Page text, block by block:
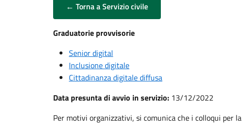
← Torna a Servizio civile
Graduatorie provvisorie
Senior digital
Inclusione digitale
Cittadinanza digitale diffusa
Data presunta di avvio in servizio: 13/12/2022
Per motivi organizzativi, si comunica che i colloqui per la